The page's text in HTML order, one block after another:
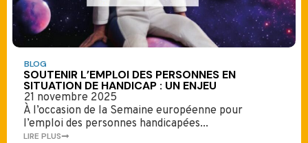
BLOG
SOUTENIR L’EMPLOI DES PERSONNES EN
SITUATION DE HANDICAP : UN ENJEU
21 novembre 2025
À l’occasion de la Semaine européenne pour
l’emploi des personnes handicapées...
LIRE PLUS